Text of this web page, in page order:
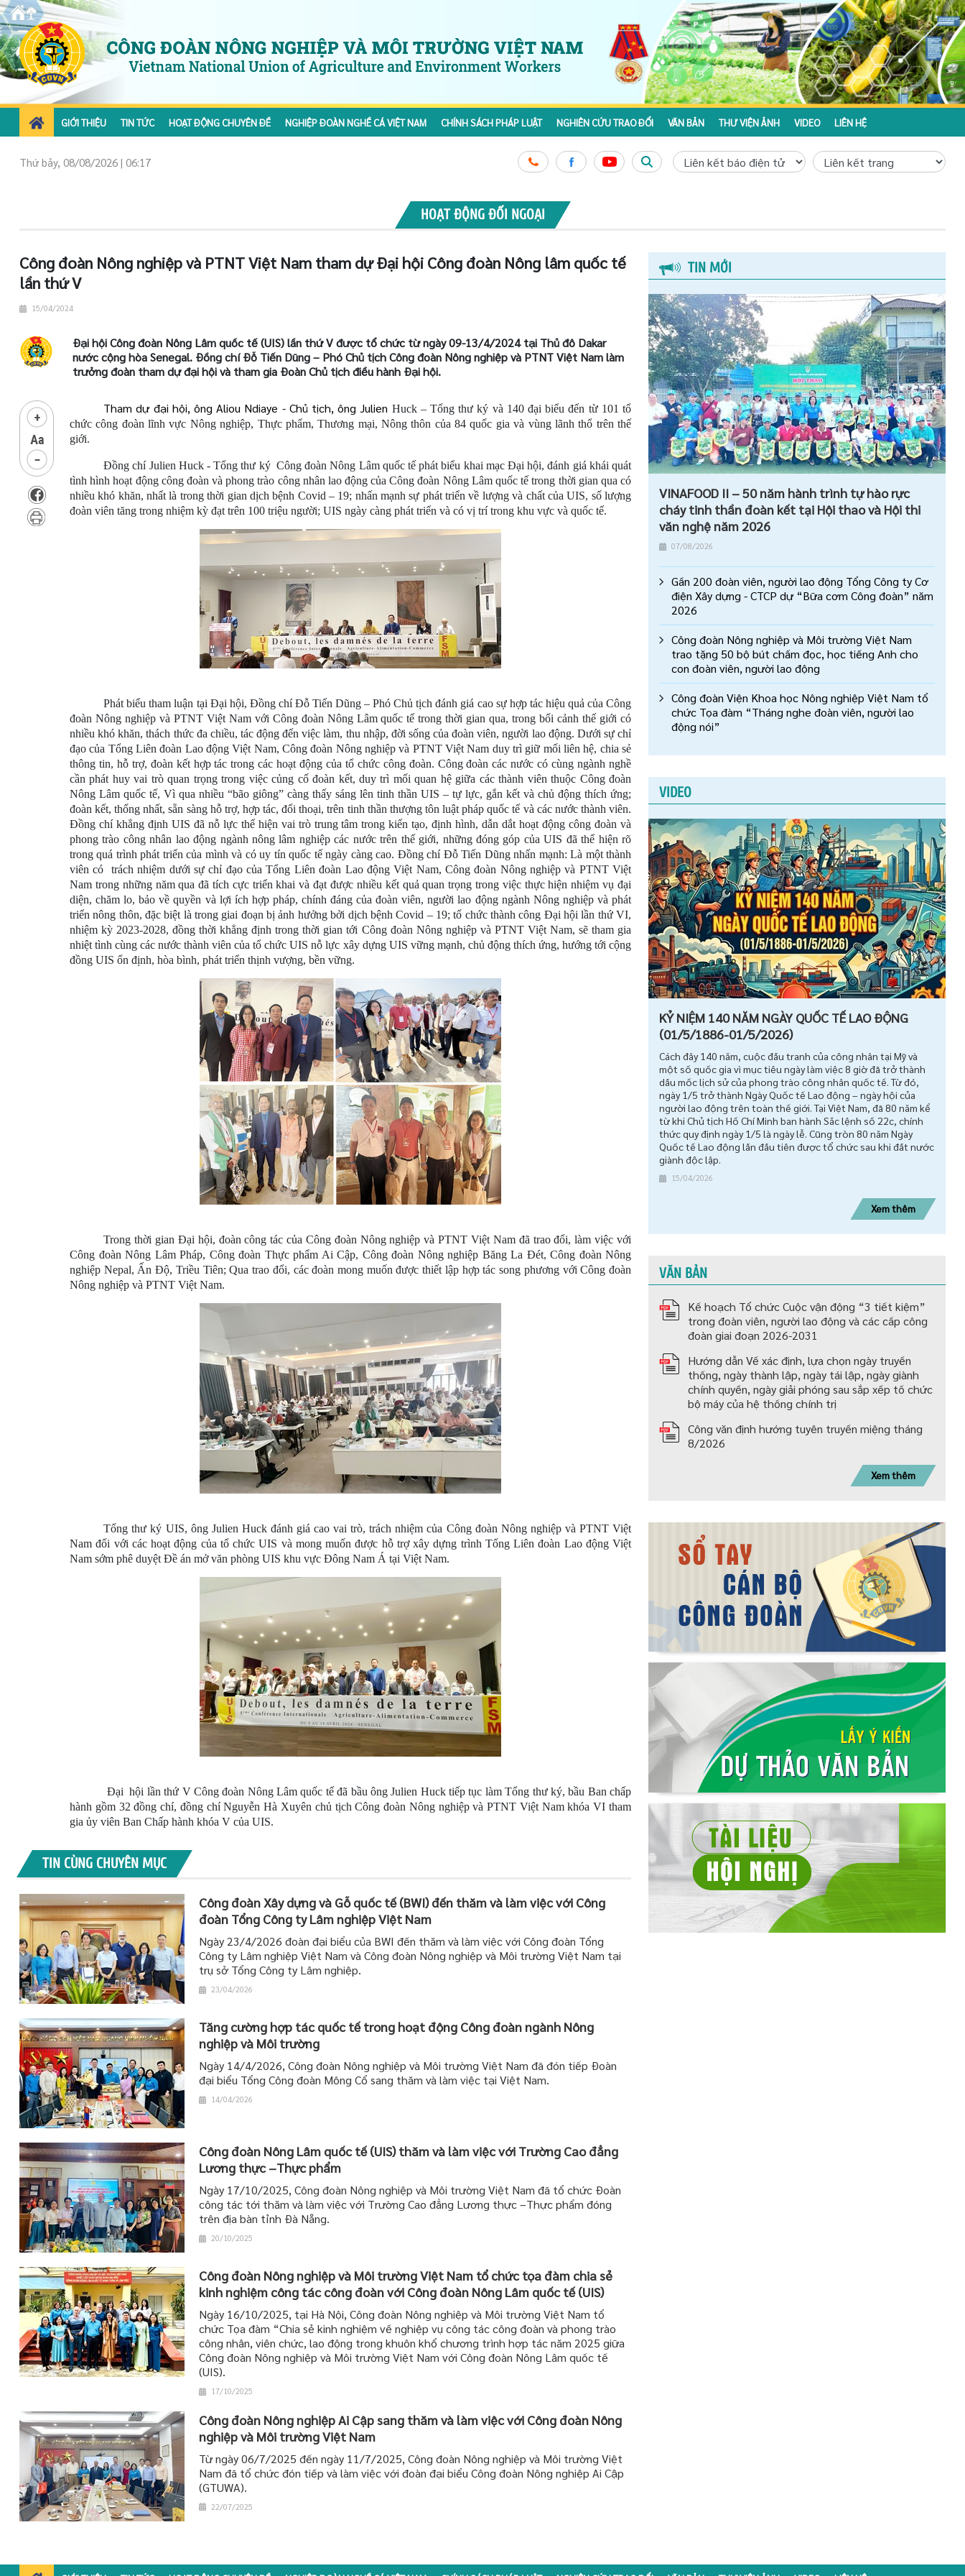
GIỚI THIỆU TIN TỨC HOẠT ĐỘNG CHUYÊN ĐỀ NGHIỆP ĐOÀN NGHỀ CÁ VIỆT NAM CHÍNH SÁCH PHÁP LUẬT NGHIÊN CỨU TRAO ĐỔI VĂN BẢN THƯ VIỆN ẢNH VIDEO LIÊN HỆ
Thứ bảy, 08/08/2026 | 06:17
HOẠT ĐỘNG ĐỐI NGOẠI
Công đoàn Nông nghiệp và PTNT Việt Nam tham dự Đại hội Công đoàn Nông lâm quốc tế
lần thứ V
15/04/2024
Đại hội Công đoàn Nông Lâm quốc tế (UIS) lần thứ V được tổ chức từ ngày 09-13/4/2024 tại Thủ đô Dakar
nước cộng hòa Senegal. Đồng chí Đỗ Tiến Dũng – Phó Chủ tịch Công đoàn Nông nghiệp và PTNT Việt Nam làm
trưởng đoàn tham dự đại hội và tham gia Đoàn Chủ tịch điều hành Đại hội.
Tham dự đại hội, ông Aliou Ndiaye - Chủ tịch, ông Julien Huck – Tổng thư ký và 140 đại biểu đến từ 101 tổ
chức công đoàn lĩnh vực Nông nghiệp, Thực phẩm, Thương mại, Nông thôn của 84 quốc gia và vùng lãnh thổ trên thế
giới.
Đồng chí Julien Huck - Tổng thư ký Công đoàn Nông Lâm quốc tế phát biểu khai mạc Đại hội, đánh giá khái quát
tình hình hoạt động công đoàn và phong trào công nhân lao động của Công đoàn Nông Lâm quốc tế trong thời gian qua có
nhiều khó khăn, nhất là trong thời gian dịch bệnh Covid – 19; nhấn mạnh sự phát triển về lượng và chất của UIS, số lượng
đoàn viên tăng trong nhiệm kỳ đạt trên 100 triệu người; UIS ngày càng phát triển và có vị trí trong khu vực và quốc tế.
Phát biểu tham luận tại Đại hội, Đồng chí Đỗ Tiến Dũng – Phó Chủ tịch đánh giá cao sự hợp tác hiệu quả của Công
đoàn Nông nghiệp và PTNT Việt Nam với Công đoàn Nông Lâm quốc tế trong thời gian qua, trong bối cảnh thế giới có
nhiều khó khăn, thách thức đa chiều, tác động đến việc làm, thu nhập, đời sống của đoàn viên, người lao động. Dưới sự chỉ
đạo của Tổng Liên đoàn Lao động Việt Nam, Công đoàn Nông nghiệp và PTNT Việt Nam duy trì giữ mối liên hệ, chia sẻ
thông tin, hỗ trợ, đoàn kết hợp tác trong các hoạt động của tổ chức công đoàn. Công đoàn các nước có cùng ngành nghề
cần phát huy vai trò quan trọng trong việc củng cố đoàn kết, duy trì mối quan hệ giữa các thành viên thuộc Công đoàn
Nông Lâm quốc tế, Vì qua nhiều “bão giông” càng thấy sáng lên tinh thần UIS – tự lực, gắn kết và chủ động thích ứng;
đoàn kết, thống nhất, sẵn sàng hỗ trợ, hợp tác, đối thoại, trên tinh thần thượng tôn luật pháp quốc tế và các nước thành viên.
Đồng chí khẳng định UIS đã nỗ lực thể hiện vai trò trung tâm trong kiến tạo, định hình, dẫn dắt hoạt động công đoàn và
phong trào công nhân lao động ngành nông lâm nghiệp các nước trên thế giới, những đóng góp của UIS đã thể hiện rõ
trong quá trình phát triển của mình và có uy tín quốc tế ngày càng cao. Đồng chí Đỗ Tiến Dũng nhấn mạnh: Là một thành
viên có
trách nhiệm dưới sự chỉ đạo của Tổng Liên đoàn Lao động Việt Nam, Công đoàn Nông nghiệp và PTNT Việt
Nam trong những năm qua đã tích cực triển khai và đạt được nhiều kết quả quan trọng trong việc thực hiện nhiệm vụ đại
diện, chăm lo, bảo về quyền và lợi ích hợp pháp, chính đáng của đoàn viên, người lao động ngành Nông nghiệp và phát
triển nông thôn, đặc biệt là trong giai đoạn bị ảnh hưởng bởi dịch bệnh Covid – 19; tổ chức thành công Đại hội lần thứ VI,
nhiệm kỳ 2023-2028, đồng thời khẳng định trong thời gian tới Công đoàn Nông nghiệp và PTNT Việt Nam, sẽ tham gia
nhiệt tình cùng các nước thành viên của tổ chức UIS nỗ lực xây dựng UIS vững mạnh, chủ động thích ứng, hướng tới cộng
đồng UIS ổn định, hòa bình, phát triển thịnh vượng, bền vững.
Trong thời gian Đại hội, đoàn công tác của Công đoàn Nông nghiệp và PTNT Việt Nam đã trao đổi, làm việc với
Công đoàn Nông Lâm Pháp, Công đoàn Thực phẩm Ai Cập, Công đoàn Nông nghiệp Băng La Đét, Công đoàn Nông
nghiệp Nepal, Ấn Độ, Triều Tiên; Qua trao đổi, các đoàn mong muốn được thiết lập hợp tác song phương với Công đoàn
Nông nghiệp và PTNT Việt Nam.
Tổng thư ký UIS, ông Julien Huck đánh giá cao vai trò, trách nhiệm của Công đoàn Nông nghiệp và PTNT Việt
Nam đối với các hoạt động của tổ chức UIS và mong muốn được hỗ trợ xây dựng trình Tổng Liên đoàn Lao động Việt
Nam sớm phê duyệt Đề án mở văn phòng UIS khu vực Đông Nam Á tại Việt Nam.
Đại hội lần thứ V Công đoàn Nông Lâm quốc tế đã bầu ông Julien Huck tiếp tục làm Tổng thư ký, bầu Ban chấp
hành gồm 32 đồng chí, đồng chí Nguyễn Hà Xuyên chủ tịch Công đoàn Nông nghiệp và PTNT Việt Nam khóa VI tham
gia ủy viên Ban Chấp hành khóa V của UIS.
TIN CÙNG CHUYÊN MỤC
Công đoàn Xây dựng và Gỗ quốc tế (BWI) đến thăm và làm việc với Công
đoàn Tổng Công ty Lâm nghiệp Việt Nam
Ngày 23/4/2026 đoàn đại biểu của BWI đến thăm và làm việc với Công đoàn Tổng
Công ty Lâm nghiệp Việt Nam và Công đoàn Nông nghiệp và Môi trường Việt Nam tại
trụ sở Tổng Công ty Lâm nghiệp.
23/04/2026
Tăng cường hợp tác quốc tế trong hoạt động Công đoàn ngành Nông
nghiệp và Môi trường
Ngày 14/4/2026, Công đoàn Nông nghiệp và Môi trường Việt Nam đã đón tiếp Đoàn
đại biểu Tổng Công đoàn Mông Cổ sang thăm và làm việc tại Việt Nam.
14/04/2026
Công đoàn Nông Lâm quốc tế (UIS) thăm và làm việc với Trường Cao đẳng
Lương thực –Thực phẩm
Ngày 17/10/2025, Công đoàn Nông nghiệp và Môi trường Việt Nam đã tổ chức Đoàn
công tác tới thăm và làm việc với Trường Cao đẳng Lương thực –Thực phẩm đóng
trên địa bàn tỉnh Đà Nẵng.
20/10/2025
Công đoàn Nông nghiệp và Môi trường Việt Nam tổ chức tọa đàm chia sẻ
kinh nghiệm công tác công đoàn với Công đoàn Nông Lâm quốc tế (UIS)
Ngày 16/10/2025, tại Hà Nội, Công đoàn Nông nghiệp và Môi trường Việt Nam tổ
chức Tọa đàm “Chia sẻ kinh nghiệm về nghiệp vụ công tác công đoàn và phong trào
công nhân, viên chức, lao động trong khuôn khổ chương trình hợp tác năm 2025 giữa
Công đoàn Nông nghiệp và Môi trường Việt Nam với Công đoàn Nông Lâm quốc tế
(UIS).
17/10/2025
Công đoàn Nông nghiệp Ai Cập sang thăm và làm việc với Công đoàn Nông
nghiệp và Môi trường Việt Nam
Từ ngày 06/7/2025 đến ngày 11/7/2025, Công đoàn Nông nghiệp và Môi trường Việt
Nam đã tổ chức đón tiếp và làm việc với đoàn đại biểu Công đoàn Nông nghiệp Ai Cập
(GTUWA).
22/07/2025
TIN MỚI
VINAFOOD II – 50 năm hành trình tự hào rực
cháy tinh thần đoàn kết tại Hội thao và Hội thi
văn nghệ năm 2026
07/08/2026
Gần 200 đoàn viên, người lao động Tổng Công ty Cơ
điện Xây dựng - CTCP dự “Bữa cơm Công đoàn” năm
2026
Công đoàn Nông nghiệp và Môi trường Việt Nam
trao tặng 50 bộ bút chấm đọc, học tiếng Anh cho
con đoàn viên, người lao động
Công đoàn Viện Khoa học Nông nghiệp Việt Nam tổ
chức Tọa đàm “Tháng nghe đoàn viên, người lao
động nói”
VIDEO
KỶ NIỆM 140 NĂM NGÀY QUỐC TẾ LAO ĐỘNG
(01/5/1886-01/5/2026)
Cách đây 140 năm, cuộc đấu tranh của công nhân tại Mỹ và
một số quốc gia vì mục tiêu ngày làm việc 8 giờ đã trở thành
dấu mốc lịch sử của phong trào công nhân quốc tế. Từ đó,
ngày 1/5 trở thành Ngày Quốc tế Lao động – ngày hội của
người lao động trên toàn thế giới. Tại Việt Nam, đã 80 năm kể
từ khi Chủ tịch Hồ Chí Minh ban hành Sắc lệnh số 22c, chính
thức quy định ngày 1/5 là ngày lễ. Cũng tròn 80 năm Ngày
Quốc tế Lao động lần đầu tiên được tổ chức sau khi đất nước
giành độc lập.
15/04/2026
Xem thêm
VĂN BẢN
Kế hoạch Tổ chức Cuộc vận động “3 tiết kiệm”
trong đoàn viên, người lao động và các cấp công
đoàn giai đoạn 2026-2031
Hướng dẫn Về xác định, lựa chọn ngày truyền
thống, ngày thành lập, ngày tái lập, ngày giành
chính quyền, ngày giải phóng sau sắp xếp tố chức
bộ máy của hệ thống chính trị
Công văn định hướng tuyên truyền miệng tháng
8/2026
Xem thêm